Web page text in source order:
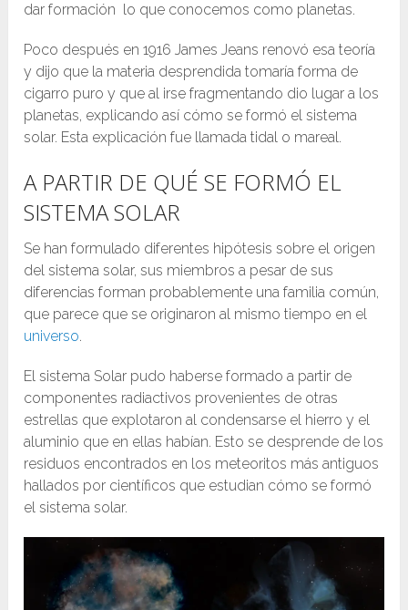
dar formación lo que conocemos como planetas.
Poco después en 1916 James Jeans renovó esa teoría
y dijo que la materia desprendida tomaría forma de
cigarro puro y que al irse fragmentando dio lugar a los
planetas, explicando así cómo se formó el sistema
solar. Esta explicación fue llamada tidal o mareal.
A PARTIR DE QUÉ SE FORMÓ EL
SISTEMA SOLAR
Se han formulado diferentes hipótesis sobre el origen
del sistema solar, sus miembros a pesar de sus
diferencias forman probablemente una familia común,
que parece que se originaron al mismo tiempo en el
universo.
El sistema Solar pudo haberse formado a partir de
componentes radiactivos provenientes de otras
estrellas que explotaron al condensarse el hierro y el
aluminio que en ellas habían. Esto se desprende de los
residuos encontrados en los meteoritos más antiguos
hallados por científicos que estudian cómo se formó
el sistema solar.